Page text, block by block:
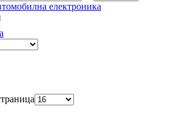
електроника